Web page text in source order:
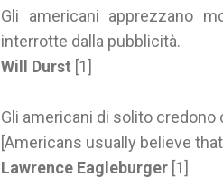
Gli americani apprezzano
interrotte dalla pubblicità.
Will Durst [1]
Gli americani di solito
[Americans usually believe
Lawrence Eagleburger [1]